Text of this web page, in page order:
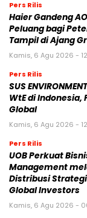
Pers Rilis
Haier Gandeng
Peluang bagi
Tampil di Ajang
Kamis, 6 Agu 2026 -
Pers Rilis
SUS
WtE di Indonesia,
Global
Kamis, 6 Agu 2026 -
Pers Rilis
UOB Perkuat
Management
Distribusi
Global Investors
Kamis, 6 Agu 2026 -